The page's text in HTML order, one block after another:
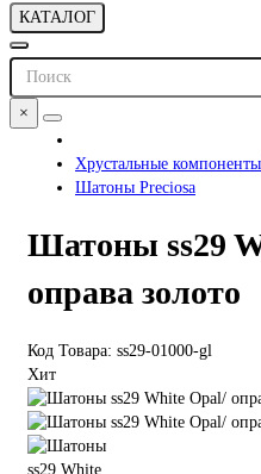
КАТАЛОГ
×
Хрустальные
Шатоны Preciosa
Шатоны ss29
оправа золото
Код Товара: ss29-01000-gl
Хит